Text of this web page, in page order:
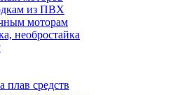
из ПВХ
моторам
необростайка
плав средств